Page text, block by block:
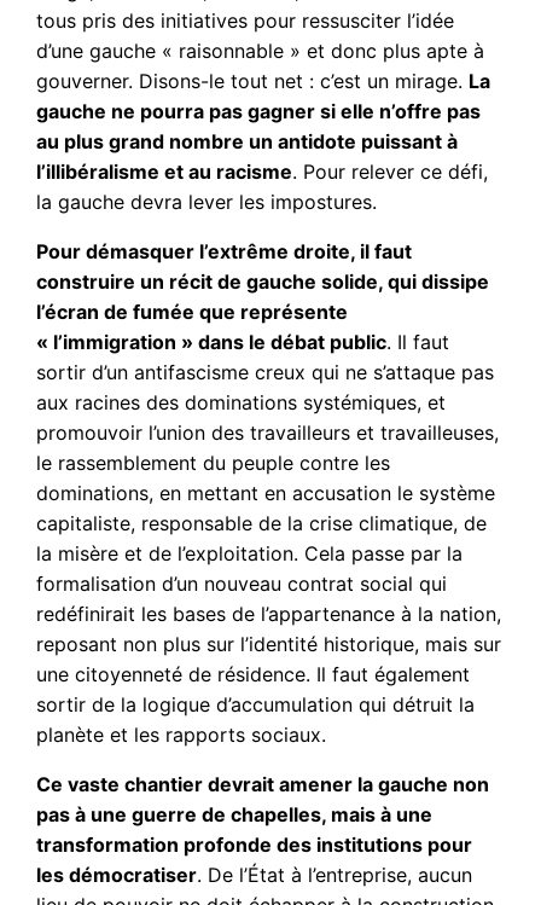
tous pris des initiatives pour ressusciter l’idée
d’une gauche « raisonnable » et donc plus apte à
gouverner. Disons-le tout net : c’est un mirage. La
gauche ne pourra pas gagner si elle n’offre pas
au plus grand nombre un antidote puissant à
l’illibéralisme et au racisme. Pour relever ce défi,
la gauche devra lever les impostures.
Pour démasquer l’extrême droite, il faut
construire un récit de gauche solide, qui dissipe
l’écran de fumée que représente
« l’immigration » dans le débat public. Il faut
sortir d’un antifascisme creux qui ne s’attaque pas
aux racines des dominations systémiques, et
promouvoir l’union des travailleurs et travailleuses,
le rassemblement du peuple contre les
dominations, en mettant en accusation le système
capitaliste, responsable de la crise climatique, de
la misère et de l’exploitation. Cela passe par la
formalisation d’un nouveau contrat social qui
redéfinirait les bases de l’appartenance à la nation,
reposant non plus sur l’identité historique, mais sur
une citoyenneté de résidence. Il faut également
sortir de la logique d’accumulation qui détruit la
planète et les rapports sociaux.
Ce vaste chantier devrait amener la gauche non
pas à une guerre de chapelles, mais à une
transformation profonde des institutions pour
les démocratiser. De l’État à l’entreprise, aucun